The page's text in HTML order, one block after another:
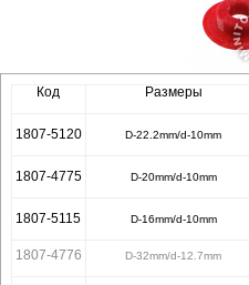
Код Размеры
1807-5120 D-22.2mm/d-10mm
1807-4775 D-20mm/d-10mm
1807-5115 D-16mm/d-10mm
1807-4776 D-32mm/d-12.7mm